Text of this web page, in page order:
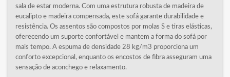
sala de estar moderna. Com uma estrutura robusta de madeira de
eucalipto e madeira compensada, este sofá garante durabilidade e
resistência. Os assentos são compostos por molas S e tiras elásticas,
oferecendo um suporte confortável e mantem a forma do sofá por
mais tempo. A espuma de densidade 28 kg/m3 proporciona um
conforto excepcional, enquanto os encostos de fibra asseguram uma
sensação de aconchego e relaxamento.